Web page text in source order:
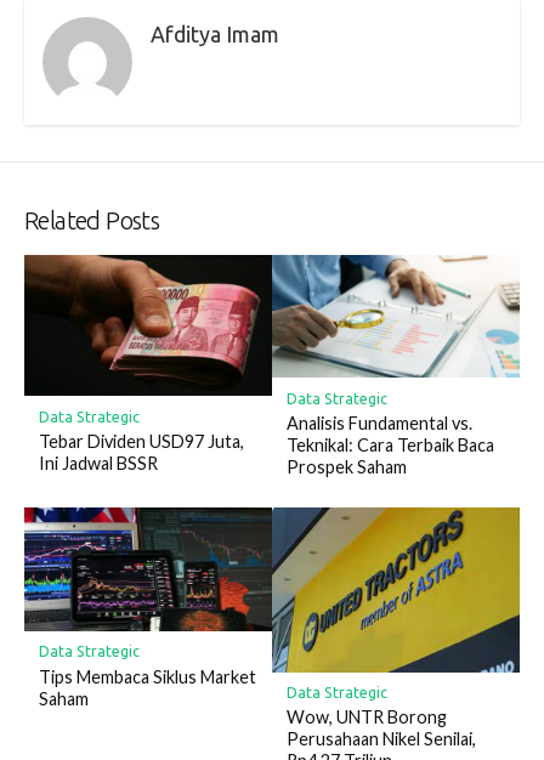
Afditya Imam
Related Posts
Data Strategic
Tebar Dividen USD97 Juta,
Ini Jadwal BSSR
Data Strategic
Analisis Fundamental vs.
Teknikal: Cara Terbaik Baca
Prospek Saham
Data Strategic
Tips Membaca Siklus Market
Saham
Data Strategic
Wow, UNTR Borong
Perusahaan Nikel Senilai,